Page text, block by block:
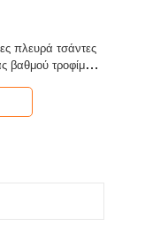
πλευρά τσάντες
βαθμού τροφίμων